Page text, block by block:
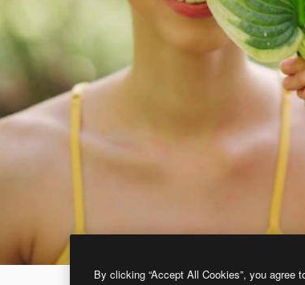
By clicking “Accept All Cookies”, you